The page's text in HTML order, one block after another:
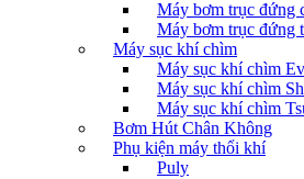
Máy bơm trục đứng
Máy bơm trục đứng
Máy sục khí chìm
Máy sục khí chìm
Máy sục khí chìm
Máy sục khí chìm
Bơm Hút Chân Không
Phụ kiện máy thổi khí
Puly